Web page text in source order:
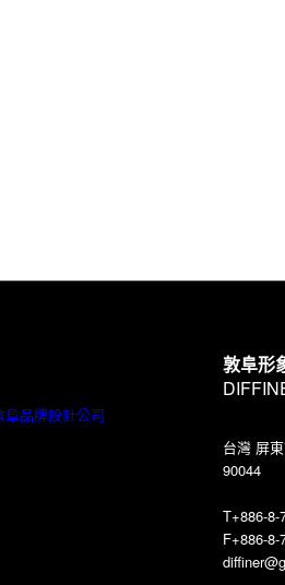
敦阜形
台灣 屏
90044
T+886-8-
F+886-8-